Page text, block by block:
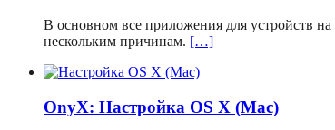
В основном все приложения для устройств
нескольким причинам. […]
OnyX: Настройка OS X (Mac)